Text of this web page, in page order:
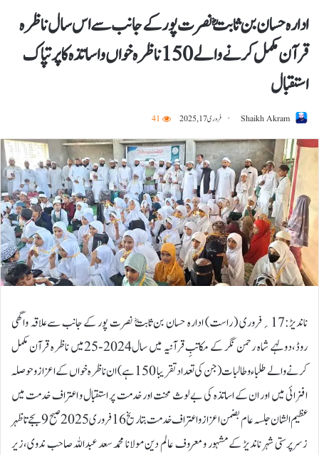
ادارہ حسان بن ثابتؓ نصرت پور کے جانب سےاس سال ناظرہ
قرآن مکمل کرنے والے 150 ناظرہ خواں واساتذہ کا پرتپاک
استقبال
Shaikh Akram فروری 17, 2025 41
ناندیڑ:17؍فروری ( راست) ادارہ حسان بن ثابتؓ نصرت پور کے جانب سےعلاقہ واگھی
روڈ،دولہے شاہ رحمن نگر کے مکاتبِ قرآنیہ میں سال2024-25میں ناظرہ قرآن مکمل
کرنے والے طلباء وطالبات (جن کی تعداد تقریبا 150 ہے) ان ناظرہ خواں کے اعزازوحوصلہ
افزائی میں اور ان کے اساتذہ کی بے لوث محنت اور خدمت پر استقبال و اعتراف خدمت میں
عظیم الشان جلسہ عام بضمن اعزاز و اعتراف خدمت بتاریخ 16فروری2025 صبح 9 بجے تا ظہر
زسرپرستی شہر ناندیڑ کے مشہور و معروف عالم دین مولانا محمد سعد عبداللہ صاحب ندوی،زیر